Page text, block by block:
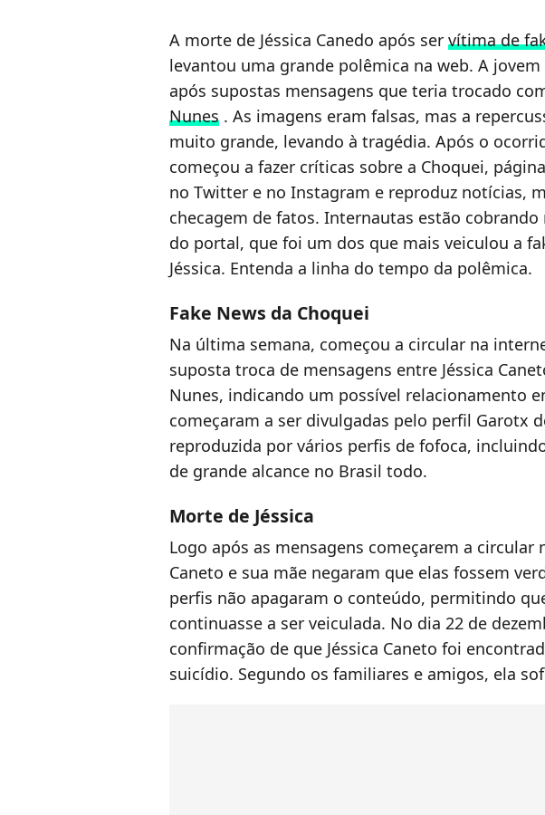
A morte de Jéssica Canedo após ser vítima de
levantou uma grande polêmica na web. A
após supostas mensagens que teria trocado
Nunes . As imagens eram falsas, mas a
muito grande, levando à tragédia. Após o
começou a fazer críticas sobre a Choquei,
no Twitter e no Instagram e reproduz notícias,
checagem de fatos. Internautas estão
do portal, que foi um dos que mais veiculou a
Jéssica. Entenda a linha do tempo da polêmica.
Fake News da Choquei
Na última semana, começou a circular na
suposta troca de mensagens entre Jéssica
Nunes, indicando um possível relacionamento
começaram a ser divulgadas pelo perfil Garotx
reproduzida por vários perfis de fofoca,
de grande alcance no Brasil todo.
Morte de Jéssica
Logo após as mensagens começarem a circular
Caneto e sua mãe negaram que elas fossem
perfis não apagaram o conteúdo, permitindo
continuasse a ser veiculada. No dia 22 de
confirmação de que Jéssica Caneto foi
suicídio. Segundo os familiares e amigos, ela